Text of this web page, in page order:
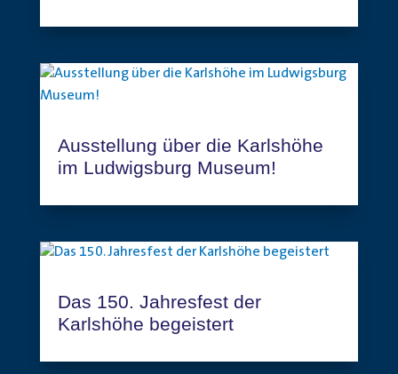
Ausstellung über die Karlshöhe
im Ludwigsburg Museum!
Das 150. Jahresfest der
Karlshöhe begeistert